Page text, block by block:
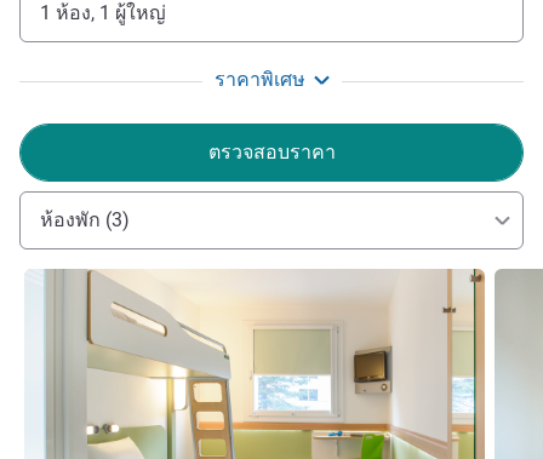
1 ห้อง, 1 ผู้ใหญ่
ราคาพิเศษ
ตรวจสอบราคา
ห้องพัก (3)
ดูรายละเอียด ดูราย